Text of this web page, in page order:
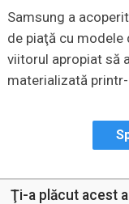
Samsung a
de piaţă cu modele
viitorul apropiat să
materializată
Ţi-a plăcut acest